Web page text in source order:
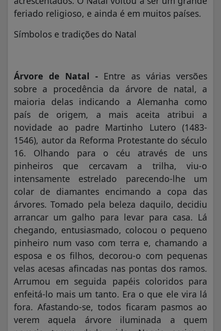
feriado religioso, e ainda é em muitos países.
Símbolos e tradições do Natal
Árvore de Natal - Entre as várias versões
sobre a procedência da árvore de natal, a
maioria delas indicando a Alemanha como
país de origem, a mais aceita atribui a
novidade ao padre Martinho Lutero (1483-
1546), autor da Reforma Protestante do século
16. Olhando para o céu através de uns
pinheiros que cercavam a trilha, viu-o
intensamente estrelado parecendo-lhe um
colar de diamantes encimando a copa das
árvores. Tomado pela beleza daquilo, decidiu
arrancar um galho para levar para casa. Lá
chegando, entusiasmado, colocou o pequeno
pinheiro num vaso com terra e, chamando a
esposa e os filhos, decorou-o com pequenas
velas acesas afincadas nas pontas dos ramos.
Arrumou em seguida papéis coloridos para
enfeitá-lo mais um tanto. Era o que ele vira lá
fora. Afastando-se, todos ficaram pasmos ao
verem aquela árvore iluminada a quem